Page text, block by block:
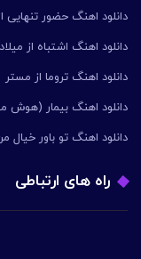
دانلود اهنگ حضور تنهایی
دانلود اهنگ اشتباه از
دانلود اهنگ تروما از مستر
دانلود اهنگ بیمار (هوش
دانلود اهنگ تو باور
راه های ارتباطی